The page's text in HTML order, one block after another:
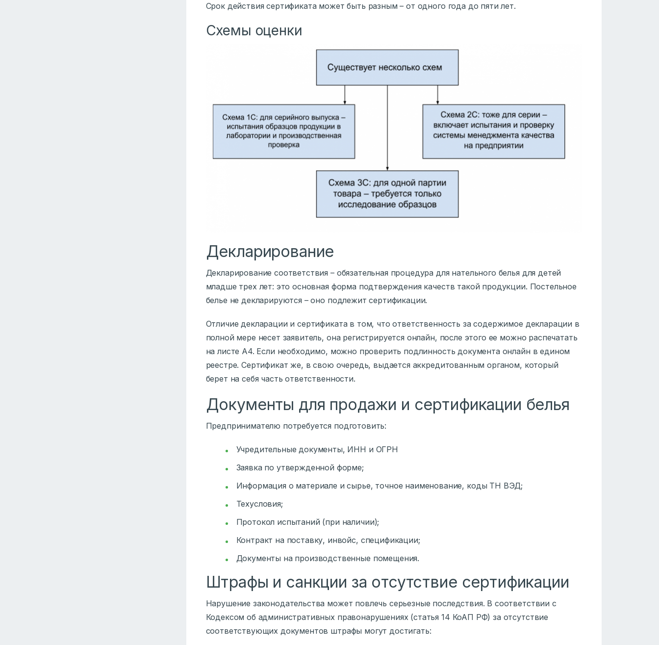
Срок действия сертификата может быть разным – от одного года до пяти лет.
Схемы оценки
Декларирование
Декларирование соответствия – обязательная процедура для нательного белья для детей
младше трех лет: это основная форма подтверждения качеств такой продукции. Постельное
белье не декларируются – оно подлежит сертификации.
Отличие декларации и сертификата в том, что ответственность за содержимое декларации в
полной мере несет заявитель, она регистрируется онлайн, после этого ее можно распечатать
на листе А4. Если необходимо, можно проверить подлинность документа онлайн в едином
реестре. Сертификат же, в свою очередь, выдается аккредитованным органом, который
берет на себя часть ответственности.
Документы для продажи и сертификации белья
Предпринимателю потребуется подготовить:
Учредительные документы, ИНН и ОГРН
Заявка по утвержденной форме;
Информация о материале и сырье, точное наименование, коды ТН ВЭД;
Техусловия;
Протокол испытаний (при наличии);
Контракт на поставку, инвойс, спецификации;
Документы на производственные помещения.
Штрафы и санкции за отсутствие сертификации
Нарушение законодательства может повлечь серьезные последствия. В соответствии с
Кодексом об административных правонарушениях (статья 14 КоАП РФ) за отсутствие
соответствующих документов штрафы могут достигать: